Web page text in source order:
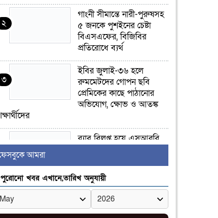
২
গাংনী সীমান্তে নারী-পুরুষসহ
৫ জনকে পুশইনের চেষ্টা
বিএসএফের, বিজিবির
প্রতিরোধে ব্যর্থ
৩
ইবির জুলাই-৩৬ হলে
রুমমেটদের গোপন ছবি
প্রেমিকের কাছে পাঠানোর
অভিযোগ, ক্ষোভ ও আতঙ্ক
৪
র‍্যাব বিলুপ্ত হয়ে এসআরবি,
৫
খোকসায় বিএনপি নেতা
নাফিজ আহমেদ রাজুর ওপর
সশস্ত্র হামলা, গুরুতর আহত
আমরা
পুরোনো খবর এখানে,তারিখ অনুযায়ী